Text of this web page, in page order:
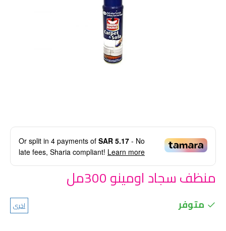
Or split in 4 payments of SAR 5.17 - No
late fees, Sharia compliant! Learn more
منظف سجاد اومينو 300مل
متوفر اخرى